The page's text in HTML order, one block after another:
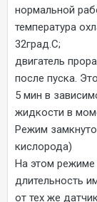
нормальной
температура
32град.С;
двигатель
после пуска.
5 мин в
жидкости в
Режим
кислорода)
На этом режиме
длительность
от тех же